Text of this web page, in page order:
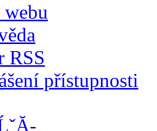
RSS
přístupnosti